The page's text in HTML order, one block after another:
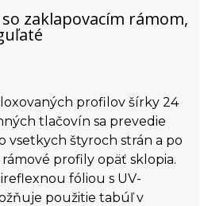
zaklapovacím rámom,
profilov šírky 24
tlačovín sa prevedie
vsetkych štyroch strán a po
profily opäť sklopia.
fóliou s UV-
použitie tabúľ v